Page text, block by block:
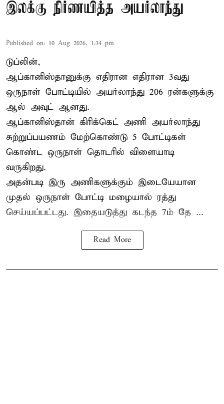
இலக்கு நிர்ணயித்த அயர்லாந்து
Published on: 10 Aug 2026, 1:34 pm
டுப்லின்,
ஆப்கானிஸ்தானுக்கு எதிரான எதிரான 3வது
ஒருநாள் போட்டியில் அயர்லாந்து 206 ரன்களுக்கு
ஆல் அவுட் ஆனது.
ஆப்கானிஸ்தான் கிரிக்கெட் அணி அயர்லாந்து
சுற்றுப்பயணம் மேற்கொண்டு 5 போட்டிகள்
கொண்ட ஒருநாள் தொடரில் விளையாடி
வருகிறது.
அதன்படி இரு அணிகளுக்கும் இடையேயான
முதல் ஒருநாள் போட்டி மழையால் ரத்து
செய்யப்பட்டது. இதையடுத்து கடந்த 7ம் தே ...
Read More